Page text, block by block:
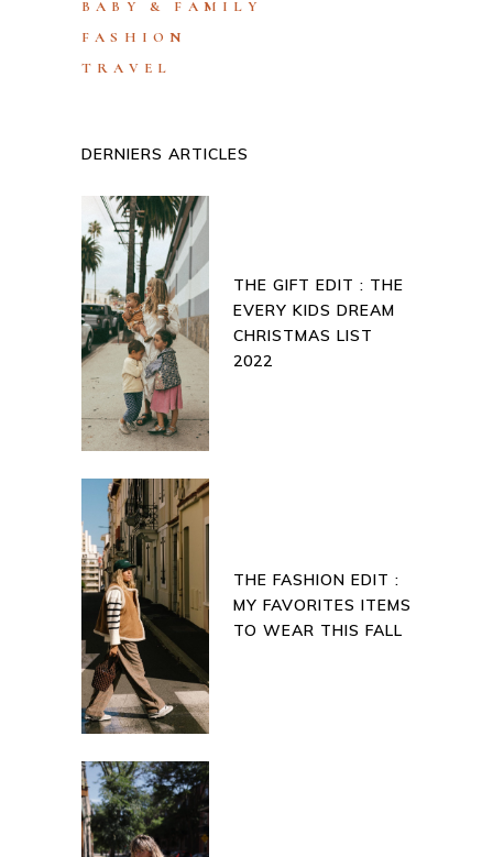
BABY & FAMILY
FASHION
TRAVEL
DERNIERS ARTICLES
THE GIFT EDIT : THE
EVERY KIDS DREAM
CHRISTMAS LIST
2022
THE FASHION EDIT :
MY FAVORITES ITEMS
TO WEAR THIS FALL